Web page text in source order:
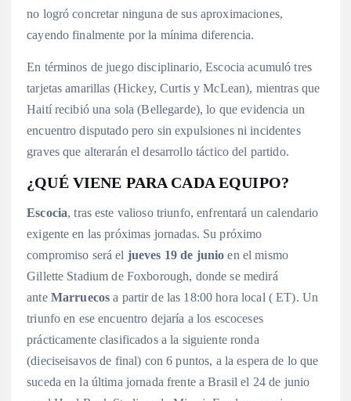
no logró concretar ninguna de sus aproximaciones,
cayendo finalmente por la mínima diferencia.
En términos de juego disciplinario, Escocia acumuló tres
tarjetas amarillas (Hickey, Curtis y McLean), mientras que
Haití recibió una sola (Bellegarde), lo que evidencia un
encuentro disputado pero sin expulsiones ni incidentes
graves que alterarán el desarrollo táctico del partido.
¿QUÉ VIENE PARA CADA EQUIPO?
Escocia, tras este valioso triunfo, enfrentará un calendario
exigente en las próximas jornadas. Su próximo
compromiso será el jueves 19 de junio en el mismo
Gillette Stadium de Foxborough, donde se medirá
ante Marruecos a partir de las 18:00 hora local ( ET). Un
triunfo en ese encuentro dejaría a los escoceses
prácticamente clasificados a la siguiente ronda
(dieciseisavos de final) con 6 puntos, a la espera de lo que
suceda en la última jornada frente a Brasil el 24 de junio